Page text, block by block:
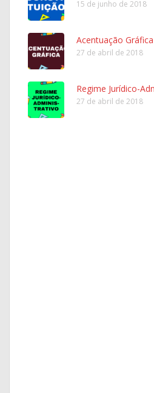
15 de junho de 2018
Acentuação Gráfica
27 de abril de 2018
Regime Jurídico-
27 de abril de 2018